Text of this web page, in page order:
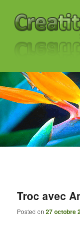
Troc avec
Posted on27 octobre